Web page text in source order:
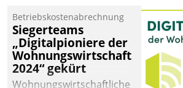
Betriebskostenabrechnung
Siegerteams
„Digitalpioniere der
Wohnungswirtschaft
2024“ gekürt
Wohnungswirtschaftliche